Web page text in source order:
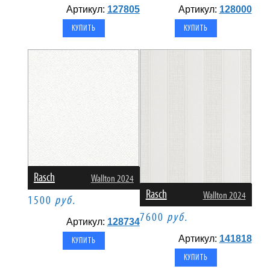
Артикул: 127805 Артикул: 128000
Rasch Wallton 2024
1500 руб.
Артикул: 128734
Rasch Wallton 2024
7600 руб.
Артикул: 141818